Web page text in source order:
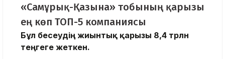
«Самұрық-Қазына» тобының қарызы
ең көп ТОП-5 компаниясы
Бұл бeсeудің жиынтық қарызы 8,4 трлн
теңгеге жеткен.